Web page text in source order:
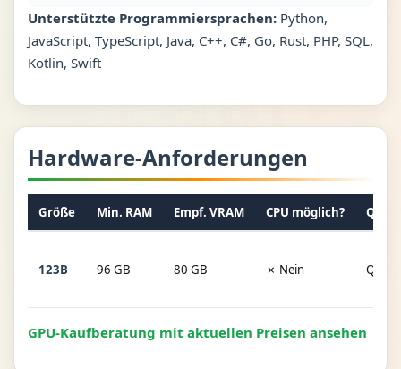
Unterstützte Programmiersprachen: Python,
JavaScript, TypeScript, Java, C++, C#, Go, Rust, PHP, SQL,
Kotlin, Swift
Hardware-Anforderungen
Größe Min. RAM Empf. VRAM CPU möglich?
123B 96 GB 80 GB ✗ Nein
GPU-Kaufberatung mit aktuellen Preisen ansehen